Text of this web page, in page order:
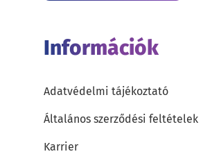
Információk
Adatvédelmi tájékoztató
Általános szerződési feltételek
Karrier